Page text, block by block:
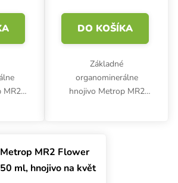
MR2
DO KOŠÍKA
Základné
organominerálne
hnojivo Metrop MR2
10-20-40 a dôležité
stopové prvky.
Metrop MR2 Flower
ml, hnojivo na květ